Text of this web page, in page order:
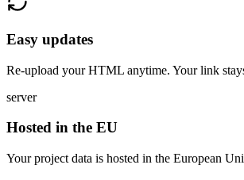
Easy updates
Re-upload your HTML anytime. Your link
server
Hosted in the EU
Your project data is hosted in the European